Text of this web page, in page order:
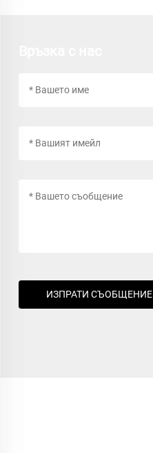
ИЗПРАТИ СЪОБЩЕНИЕ